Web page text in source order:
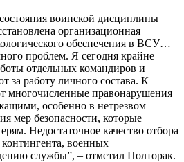
воинской дисциплины
​​организационная
обеспечения в ВСУ…
проблем. Я сегодня крайне
отдельных командиров и
за работу личного состава. К
многочисленные правонарушения
особенно в нетрезвом
мер безопасности, которые
Недостаточное качество отбора
военных
службы”, – отметил Полторак.